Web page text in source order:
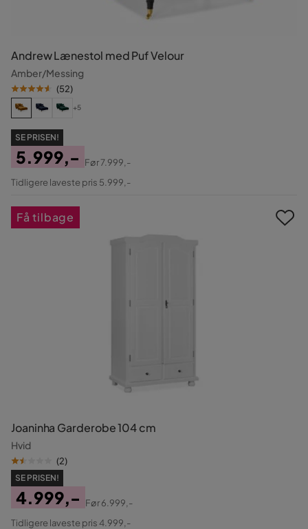
Andrew Lænestol med Puf Velour
Amber/Messing
(52)
+5
SE PRISEN!
Pris
5.999,-
Original
Før7.999,-
Tidligere laveste pris 5.999,-
Joaninha Garderobe 104 cm
Hvid
(2)
SE PRISEN!
Pris
4.999,-
Original
Før6.999,-
Tidligere laveste pris 4.999,-
Få tilbage